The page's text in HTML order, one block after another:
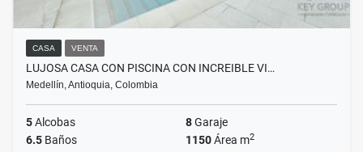
CASA VENTA
LUJOSA CASA CON PISCINA CON INCREIBLE VI…
Medellín, Antioquia, Colombia
5Alcobas 8Garaje
6.5 Baños 1150Área m2